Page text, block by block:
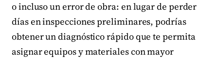
o incluso un error de obra: en lugar de perder
días en inspecciones preliminares, podrías
obtener un diagnóstico rápido que te permita
asignar equipos y materiales con mayor